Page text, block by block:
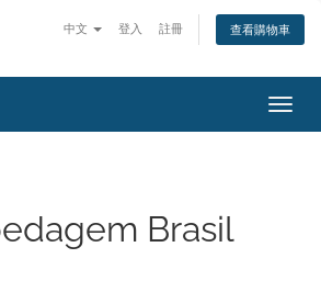
中文 登入 註冊 查看購物車
切
換
Brasil